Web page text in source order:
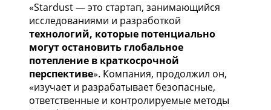
«Stardust — это стартап, занимающийся
исследованиями и разработкой
технологий, которые потенциально
могут остановить глобальное
потепление в краткосрочной
перспективе». Компания, продолжил он,
«изучает и разрабатывает безопасные,
ответственные и контролируемые методы